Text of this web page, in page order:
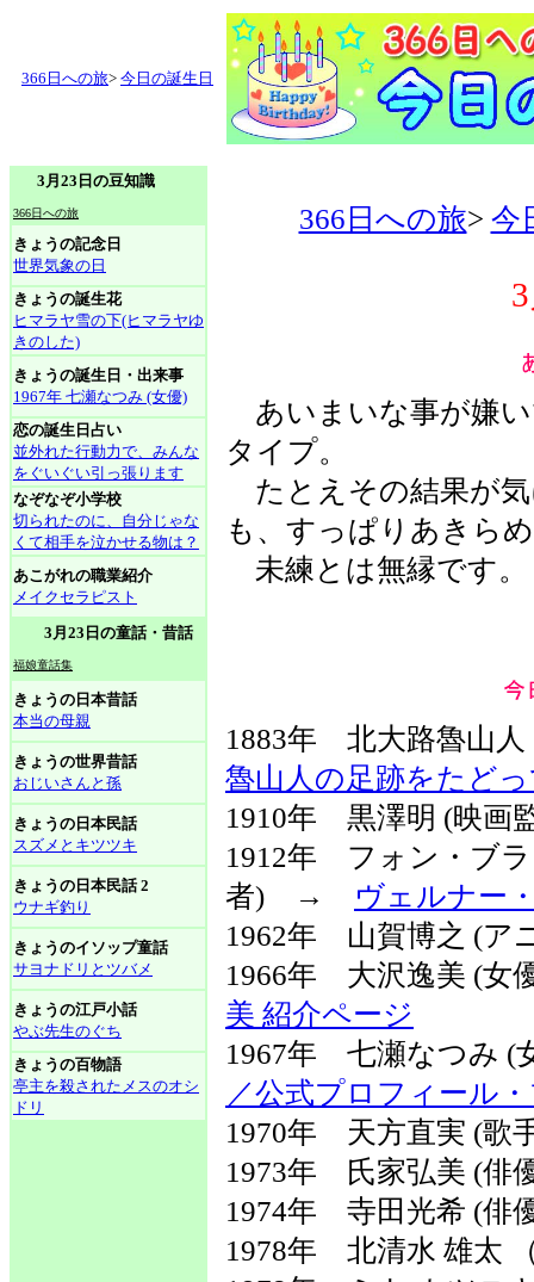
366日への旅> 今日の誕生日
3月23日の豆知識
366日への旅
きょうの記念日
世界気象の日
きょうの誕生花
ヒマラヤ雪の下(ヒマラヤゆ
きのした)
きょうの誕生日・出来事
1967年 七瀬なつみ (女優)
恋の誕生日占い
並外れた行動力で、みんな
をぐいぐい引っ張ります
なぞなぞ小学校
切られたのに、自分じゃな
くて相手を泣かせる物は？
あこがれの職業紹介
メイクセラピスト
3月23日の童話・昔話
福娘童話集
きょうの日本昔話
本当の母親
きょうの世界昔話
おじいさんと孫
きょうの日本民話
スズメとキツツキ
きょうの日本民話 2
ウナギ釣り
きょうのイソップ童話
サヨナドリとツバメ
きょうの江戸小話
やぶ先生のぐち
きょうの百物語
亭主を殺されたメスのオシ
ドリ
366日への旅> 今
あいまいな事が嫌
タイプ。
たとえその結果が
も、すっぱりあきら
未練とは無縁です。
1883年 北大路魯山
魯山人の足跡をたど
1910年 黒澤明 (映画
1912年 フォン・ブ
者) →
ヴェルナー
1962年 山賀博之 (ア
1966年 大沢逸美 (
美 紹介ページ
1967年 七瀬なつ
／公式プロフィール
1970年 天方直実 (歌
1973年 氏家弘美 (俳
1974年 寺田光希 (俳
1978年 北清水 雄太